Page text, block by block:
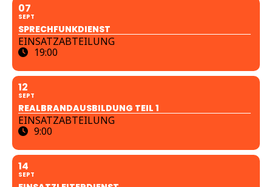
07
SEPT
SPRECHFUNKDIENST
EINSATZABTEILUNG
19:00
12
SEPT
REALBRANDAUSBILDUNG TEIL 1
EINSATZABTEILUNG
9:00
14
SEPT